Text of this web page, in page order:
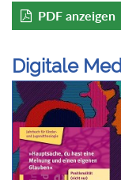
PDF anzeigen
Digitale